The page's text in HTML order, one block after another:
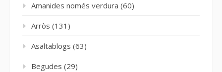
Amanides només verdura (60)
Arròs (131)
Asaltablogs (63)
Begudes (29)